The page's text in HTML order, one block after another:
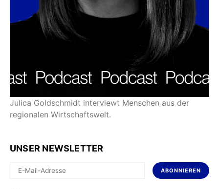
Julica Goldschmidt interviewt Menschen aus der
regionalen Wirtschaftswelt.
UNSER NEWSLETTER
ABONNIEREN